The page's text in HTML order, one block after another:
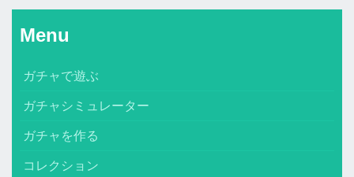
Menu
ガチャで遊ぶ
ガチャシミュレーター
ガチャを作る
コレクション